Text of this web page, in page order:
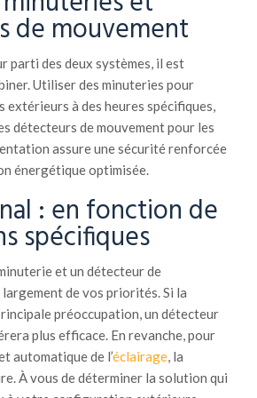
de mouvement
parti des deux systèmes, il est
Utiliser des minuteries pour
extérieurs à des heures spécifiques,
détecteurs de mouvement pour les
assure une sécurité renforcée
énergétique optimisée.
: en fonction de
spécifiques
et un détecteur de
de vos priorités. Si la
préoccupation, un détecteur
plus efficace. En revanche, pour
automatique de l’éclairage , la
À vous de déterminer la solution qui